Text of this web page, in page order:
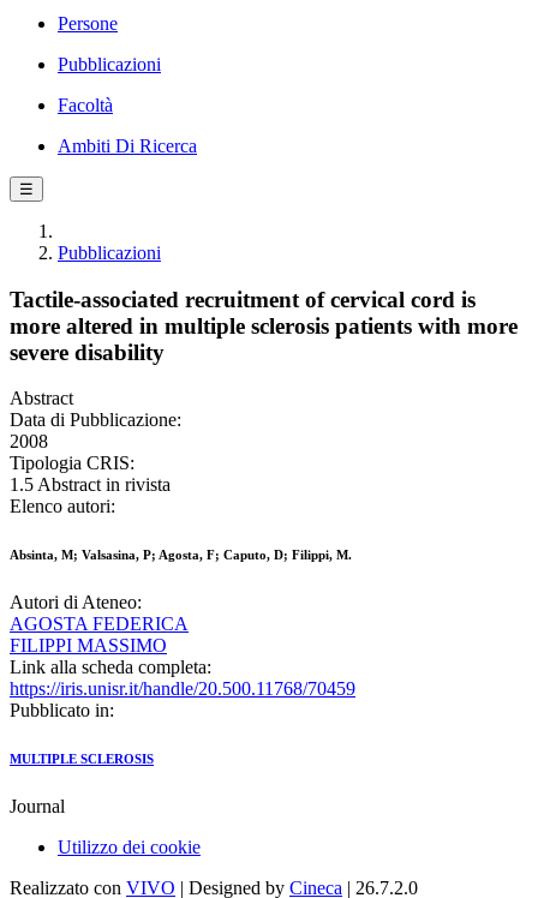
Persone
Pubblicazioni
Facoltà
Ambiti Di Ricerca
☰
Pubblicazioni
Tactile-associated recruitment of cervical cord is
more altered in multiple sclerosis patients with more
severe disability
Abstract
Data di Pubblicazione:
2008
Tipologia CRIS:
1.5 Abstract in rivista
Elenco autori:
Absinta, M; Valsasina, P; Agosta, F; Caputo, D; Filippi, M.
Autori di Ateneo:
AGOSTA FEDERICA
FILIPPI MASSIMO
Link alla scheda completa:
https://iris.unisr.it/handle/20.500.11768/70459
Pubblicato in:
MULTIPLE SCLEROSIS
Journal
Utilizzo dei cookie
Realizzato con VIVO | Designed by Cineca | 26.7.2.0